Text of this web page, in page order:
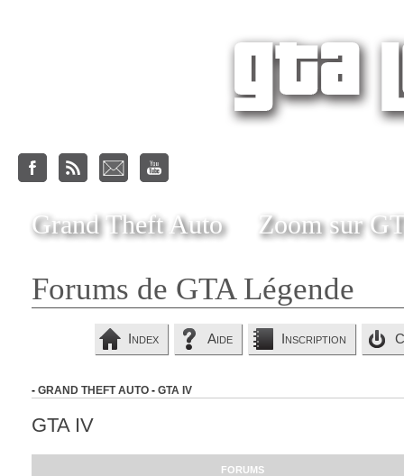
Grand Theft Auto Zoom sur
Forums de GTA Légende
Index Aide Inscription
- GRAND THEFT AUTO - GTA IV
GTA IV
FORUMS